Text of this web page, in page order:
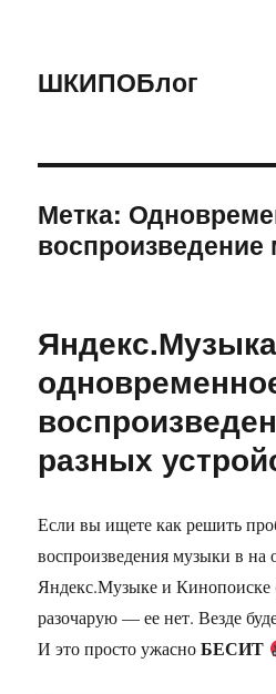
ШКИПОБлог
Метка:
воспроизведение
Яндекс.Музыка
разных
Если вы ищете как решить
воспроизведения музыки в на
Яндекс.Музыке и Кинопоиске
разочарую — ее нет. Везде
И это просто ужасноБЕСИТ